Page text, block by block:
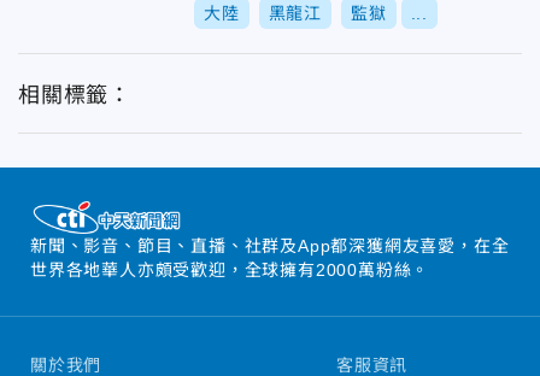
大陸 黑龍江 監獄
相關標籤：
新聞、影音、節目、直播、社群及App都深獲網友喜愛，在全
世界各地華人亦頗受歡迎，全球擁有2000萬粉絲。
關於我們 客服資訊